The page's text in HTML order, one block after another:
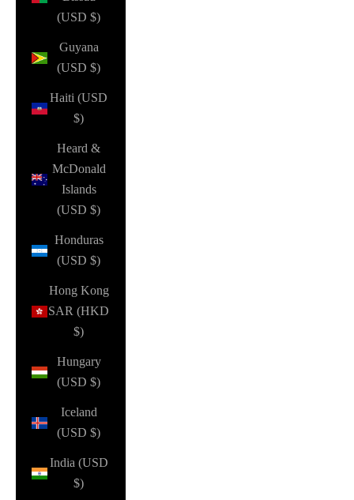
(USD $)
Guyana
(USD $)
Haiti (USD
$)
Heard &
McDonald
Islands
(USD $)
Honduras
(USD $)
Hong Kong
SAR (HKD
$)
Hungary
(USD $)
Iceland
(USD $)
India (USD
$)